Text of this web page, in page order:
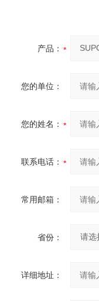
产品：
您的单位：
您的姓名：
联系电话：
常用邮箱：
省份：
详细地址：